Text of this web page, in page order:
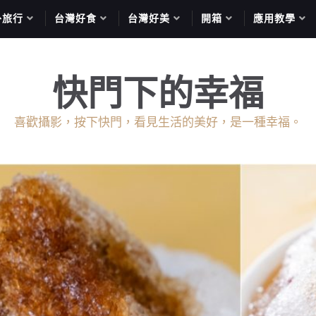
行 台灣好食 台灣好美 開箱 應用教學
快門下的幸福
喜歡攝影，按下快門，看見生活的美好，是一種幸福。